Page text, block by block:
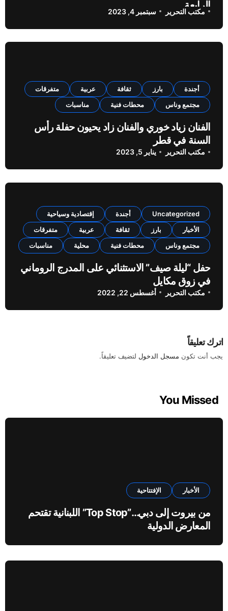
الرابعة
مكتب التحرير سبتمبر 4, 2023
أجندة بارز ثقافة عربية
متفرقات
مجتمع وناس
محطات فنية مناسبات
الفنان زياد خوري والفنان زاد يحيون حفلة رأس
السنة في قطر
مكتب التحرير يناير 5, 2023
Uncategorized أجندة
إقتصادية وسياحية
الأخبار
بارز ثقافة عربية
متفرقات
مجتمع وناس
محطات فنية محلية مناسبات
حفل “ليلة صيف” الاستثنائي على المدرج الروماني
في زوق مكايل
مكتب التحرير أغسطس 22, 2022
اترك تعليقاً
يجب أنت تكون مسجل الدخول لتضيف تعليقاً.
You Missed
الأخبار الإفتتاحية
من بيروت إلى دبي…”Top Stop” اللبنانية تقتحم
المعارض الدولية